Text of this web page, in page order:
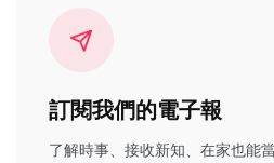
訂閱我們的電子報
了解時事、接收新知、在家也能